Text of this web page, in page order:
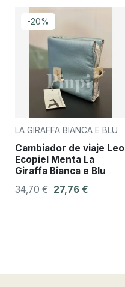
-20%
LA GIRAFFA BIANCA E BLU
Cambiador de viaje Leo
Ecopiel Menta La
Giraffa Bianca e Blu
34,70 € 27,76 €